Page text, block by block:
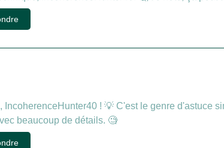
IncoherenceHunter40 ! 💡 C'est le genre d'astuce
beaucoup de détails. 🧐